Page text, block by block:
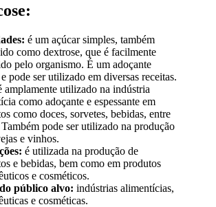
é um açúcar simples, também
como dextrose, que é facilmente
pelo organismo. É um adoçante
pode ser utilizado em diversas receitas.
amplamente utilizado na indústria
como adoçante e espessante em
como doces, sorvetes, bebidas, entre
pode ser utilizado na produção
e vinhos.
é utilizada na produção de
e bebidas, bem como em produtos
e cosméticos.
público alvo: indústrias alimentícias,
e cosméticas.